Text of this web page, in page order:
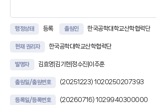
행정상태 등록 출원인 한국공학대학교산학협력단
현재 권리자 한국공학대학교산학협력단
발명자 김효영|김기현|정수진|이주훈
출원일/출원번호 (20251223) 1020250207393
등록일/등록번호 (20260716) 1029940300000